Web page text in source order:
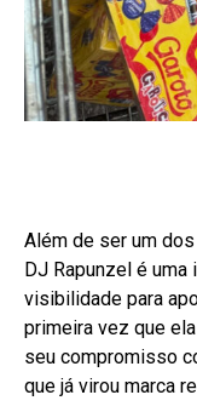
Além de ser um
DJ Rapunzel é
visibilidade para
primeira vez que
seu compromisso
que já virou marca